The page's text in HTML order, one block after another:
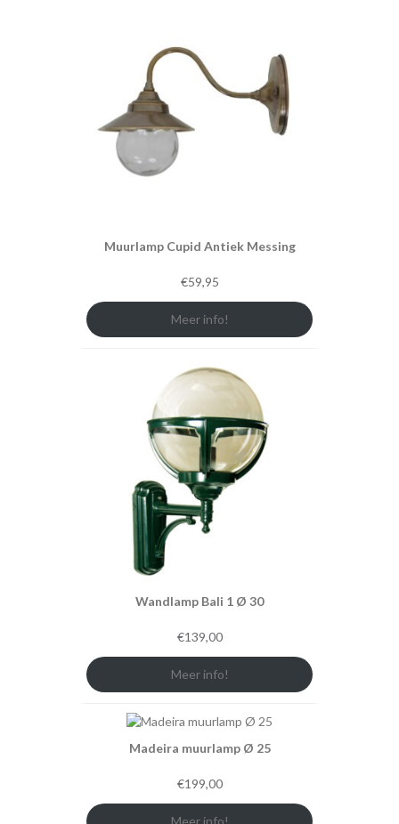
Muurlamp Cupid Antiek Messing
€59,95
Meer info!
Wandlamp Bali 1 Ø 30
€139,00
Meer info!
Madeira muurlamp Ø 25
€199,00
Meer info!